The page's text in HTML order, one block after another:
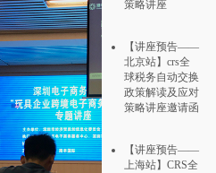
策略讲座
【讲座预告——
北京站】crs全
球税务自动交换
政策解读及应对
策略讲座邀请函
【讲座预告——
上海站】CRS全